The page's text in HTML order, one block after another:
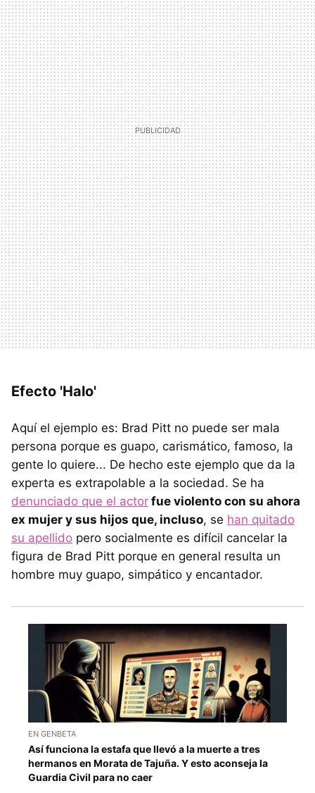
Efecto 'Halo'
Aquí el ejemplo es: Brad Pitt no puede ser mala
persona porque es guapo, carismático, famoso, la
gente lo quiere... De hecho este ejemplo que da la
experta es extrapolable a la sociedad. Se ha
denunciado que el actor fue violento con su ahora
ex mujer y sus hijos que, incluso, se han quitado
su apellido pero socialmente es difícil cancelar la
figura de Brad Pitt porque en general resulta un
hombre muy guapo, simpático y encantador.
EN GENBETA
Así funciona la estafa que llevó a la muerte a tres
hermanos en Morata de Tajuña. Y esto aconseja la
Guardia Civil para no caer